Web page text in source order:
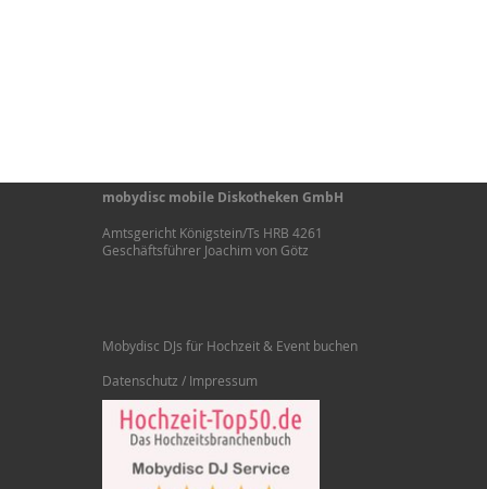
mobydisc mobile Diskotheken GmbH
Amtsgericht Königstein/Ts HRB 4261
Geschäftsführer Joachim von Götz
Mobydisc DJs für Hochzeit & Event buchen
Datenschutz / Impressum